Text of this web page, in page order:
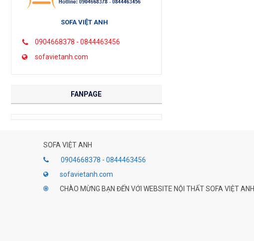
SOFA VIỆT ANH
0904668378 - 0844463456
sofavietanh.com
FANPAGE
SOFA VIỆT ANH
0904668378 - 0844463456
sofavietanh.com
CHÀO MỪNG BẠN ĐẾN VỚI WEBSITE NỘI THẤT SOFA VIỆT ANH